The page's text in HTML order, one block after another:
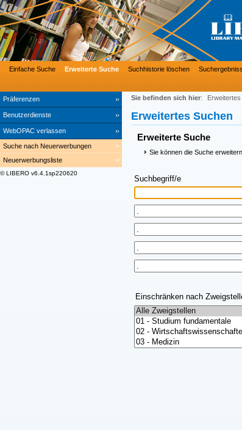
Präferenzen
Benutzerdienste
WebOPAC verlassen
Einfache Suche Erweiterte Suche Suchhistorie löschen
Suche nach Neuerwerbungen
Neuerwerbungsliste
© LIBERO v6.4.1sp220620
Sie befinden sich hier:
Erweitertes Suchen
Erweiterte Suche
Sie können die Suche
Suchbegriff/e
Einschränken nach